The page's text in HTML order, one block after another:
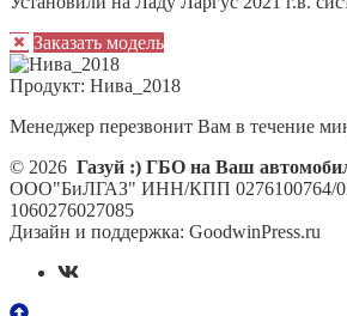
Заказать модель
Продукт: Нива_2018
Менеджер перезвонит Вам в течение
© 2026 Газуй :) ГБО на Ваш
ООО"БиЛГАЗ" ИНН/КПП 0276100764/
1060276027085
Дизайн и поддержка: GoodwinPress.ru